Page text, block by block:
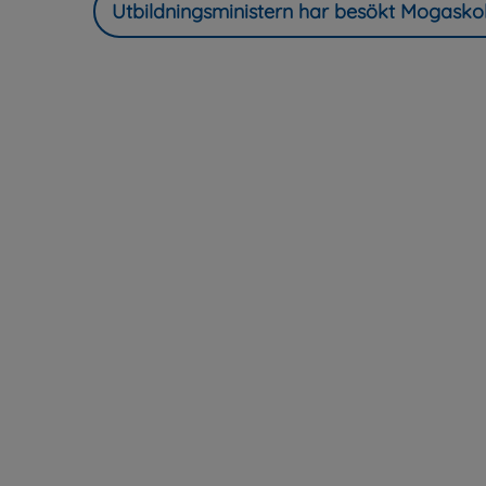
Utbildningsministern har besökt